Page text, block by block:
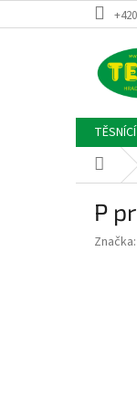
na
P
Značka: